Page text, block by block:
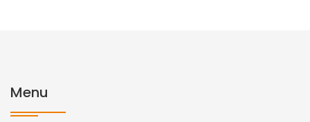
Menu